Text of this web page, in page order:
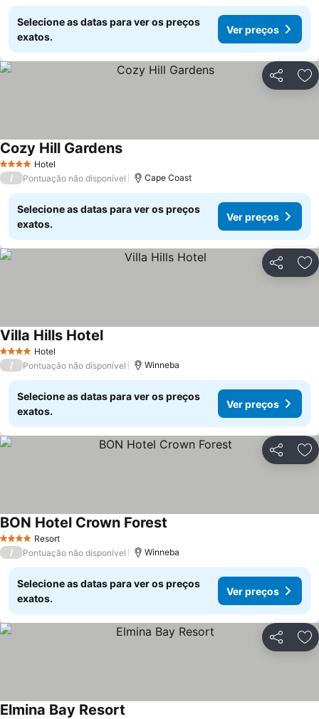
Selecione as datas para ver os preços
exatos.
Ver preços
Partilhar
4 EstrelasHotel
Cozy Hill Gardens
/ Pontuação não disponível Cape Coast
Selecione as datas para ver os preços
exatos.
Ver preços
Partilhar
4 EstrelasHotel
Villa Hills Hotel
/ Pontuação não disponível Winneba
Selecione as datas para ver os preços
exatos.
Ver preços
Partilhar
4 EstrelasResort
BON Hotel Crown Forest
/ Pontuação não disponível Winneba
Selecione as datas para ver os preços
exatos.
Ver preços
Partilhar
Elmina Bay Resort